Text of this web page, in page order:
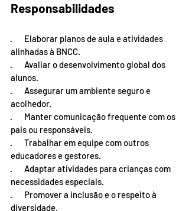
Responsabilidades
·       Elaborar planos de aula e atividades
alinhadas à BNCC.
·       Avaliar o desenvolvimento global dos
alunos.
·       Assegurar um ambiente seguro e
acolhedor.
·       Manter comunicação frequente com os
pais ou responsáveis.
·       Trabalhar em equipe com outros
educadores e gestores.
·       Adaptar atividades para crianças com
necessidades especiais.
·       Promover a inclusão e o respeito à
diversidade.